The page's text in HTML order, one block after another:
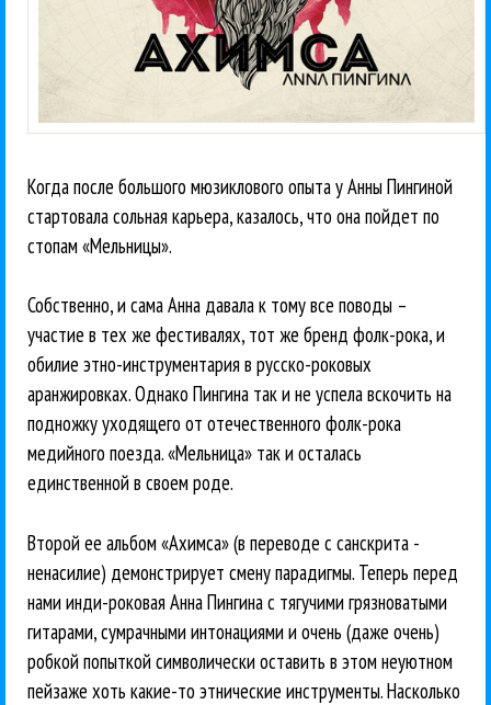
Когда после большого мюзиклового опыта у Анны Пингиной
стартовала сольная карьера, казалось, что она пойдет по
стопам «Мельницы».
Собственно, и сама Анна давала к тому все поводы –
участие в тех же фестивалях, тот же бренд фолк-рока, и
обилие этно-инструментария в русско-роковых
аранжировках. Однако Пингина так и не успела вскочить на
подножку уходящего от отечественного фолк-рока
медийного поезда. «Мельница» так и осталась
единственной в своем роде.
Второй ее альбом «Ахимса» (в переводе с санскрита -
ненасилие) демонстрирует смену парадигмы. Теперь перед
нами инди-роковая Анна Пингина с тягучими грязноватыми
гитарами, сумрачными интонациями и очень (даже очень)
робкой попыткой символически оставить в этом неуютном
пейзаже хоть какие-то этнические инструменты. Насколько